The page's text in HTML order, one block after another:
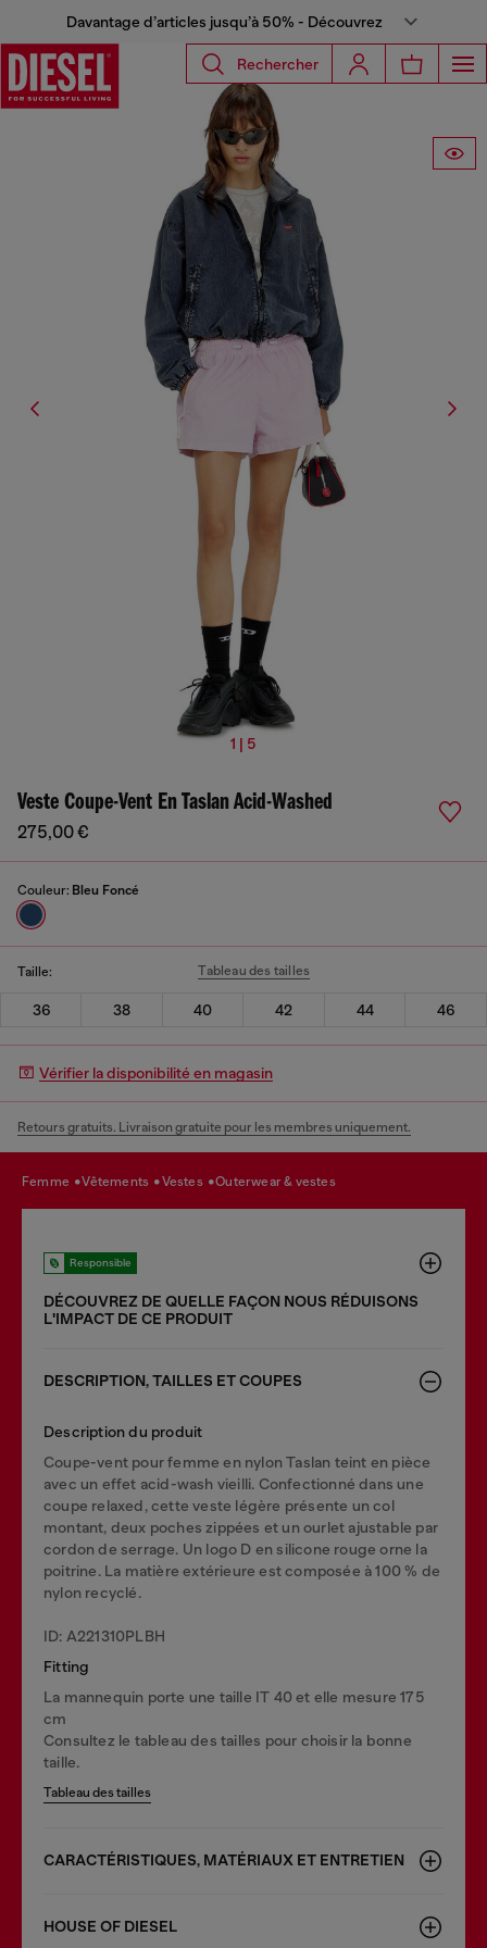
Davantage d’articles jusqu’à 50% - Découvrez
Rechercher
1 | 5
Veste Coupe-Vent En Taslan Acid-Washed
275,00 €
Couleur: Bleu Foncé
Taille: Tableau des tailles
36 38 40 42 44 46
Vérifier la disponibilité en magasin
Retours gratuits. Livraison gratuite pour les membres uniquement.
femme vêtements vestes outerwear & vestes
Responsible
DÉCOUVREZ DE QUELLE FAÇON NOUS RÉDUISONS
LʹIMPACT DE CE PRODUIT
DESCRIPTION, TAILLES ET COUPES
Description du produit
Coupe-vent pour femme en nylon Taslan teint en pièce
avec un effet acid-wash vieilli. Confectionné dans une
coupe relaxed, cette veste légère présente un col
montant, deux poches zippées et un ourlet ajustable par
cordon de serrage. Un logo D en silicone rouge orne la
poitrine. La matière extérieure est composée à 100 % de
nylon recyclé.
ID: A221310PLBH
Fitting
La mannequin porte une taille IT 40 et elle mesure 175
cm
Consultez le tableau des tailles pour choisir la bonne
taille.
Tableau des tailles
CARACTÉRISTIQUES, MATÉRIAUX ET ENTRETIEN
HOUSE OF DIESEL